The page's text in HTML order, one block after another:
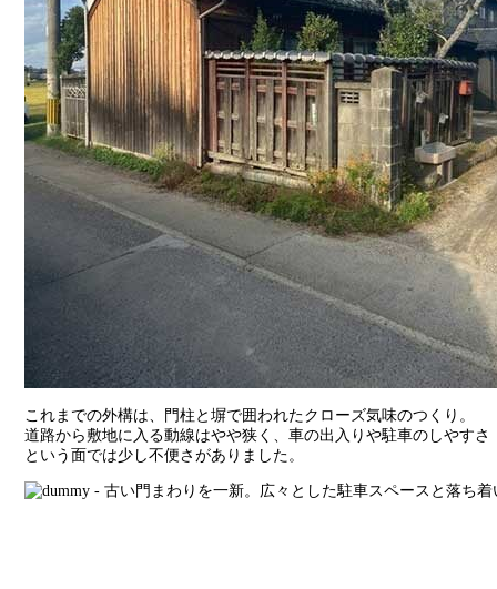
これまでの外構は、門柱と塀で囲われたクローズ気味のつくり。
道路から敷地に入る動線はやや狭く、車の出入りや駐車のしやすさ
という面では少し不便さがありました。